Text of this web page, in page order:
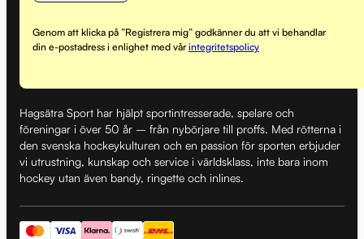
Genom att klicka på ”Registrera mig” godkänner du att vi behandlar
din e-postadress i enlighet med vårintegritetspolicy
Hagsätra Sport har hjälpt sportintresserade, spelare och
föreningar i över 50 år – från nybörjare till proffs. Med rötterna i
den svenska hockeykulturen och en passion för sporten erbjuder
vi utrustning, kunskap och service i världsklass, inte bara inom
hockey utan även bandy, ringette och inlines.